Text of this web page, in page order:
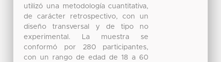
utilizó una metodología cuantitativa,
de carácter retrospectivo, con un
diseño transversal y de tipo no
experimental. La muestra se
conformó por 280 participantes,
con un rango de edad de 18 a 60